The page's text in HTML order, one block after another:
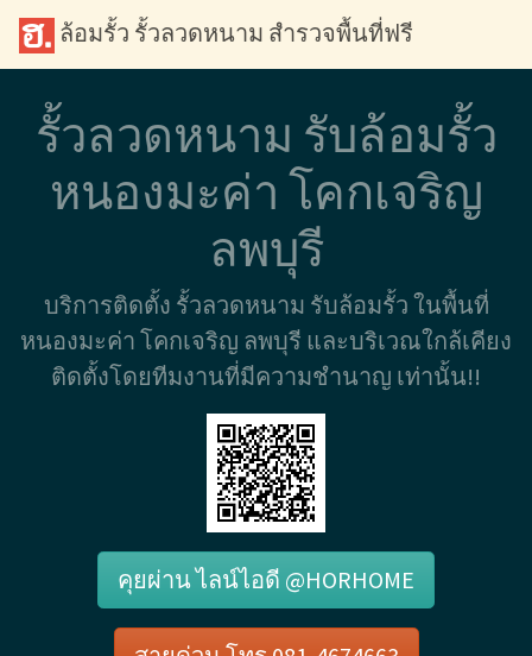
ล้อมรั้ว รั้วลวดหนาม สำรวจพื้นที่ฟรี
รั้วลวดหนาม รับล้อมรั้ว
หนองมะค่า โคกเจริญ
ลพบุรี
บริการติดตั้ง รั้วลวดหนาม รับล้อมรั้ว ในพื้นที่
หนองมะค่า โคกเจริญ ลพบุรี และบริเวณใกล้เคียง
ติดตั้งโดยทีมงานที่มีความชำนาญ เท่านั้น!!
คุยผ่าน ไลน์ไอดี @HORHOME